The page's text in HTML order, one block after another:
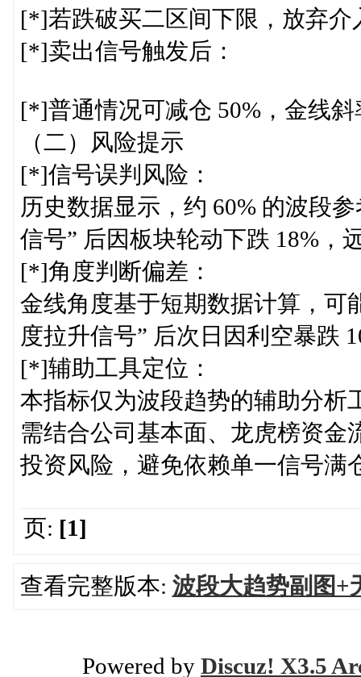
[*]若跌破买二区间下限，放弃介
[*]卖出信号触发后：
[*]普通情况可减仓 50%，金线
（二）风险提示
[*]信号误判风险：
历史数据显示，约 60% 的波段
信号” 后因板块轮动下跌 18%，
[*]角度判断偏差：
金线角度基于短期数据计算，可
度拉升信号” 后次日因利空暴跌
[*]辅助工具定位：
本指标仅为波段趋势的辅助分析
需结合公司基本面、龙虎榜资金
投资风险，避免依赖单一信号满
页: [1]
查看完整版本: 波段大趋势副图+
Powered by Discuz! X3.5